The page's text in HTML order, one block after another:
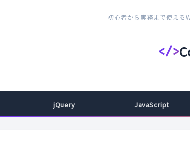
初心者から実務まで使える
</>
コ
ィ
jQuery JavaScript